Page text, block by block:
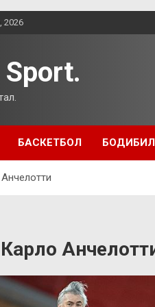
2026
БАСКЕТБОЛ
Карло